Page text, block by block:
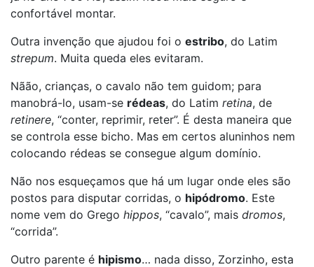
confortável montar.
Outra invenção que ajudou foi o estribo, do Latim
strepum. Muita queda eles evitaram.
Nãão, crianças, o cavalo não tem guidom; para
manobrá-lo, usam-se rédeas, do Latim retina, de
retinere, “conter, reprimir, reter”. É desta maneira que
se controla esse bicho. Mas em certos aluninhos nem
colocando rédeas se consegue algum domínio.
Não nos esqueçamos que há um lugar onde eles são
postos para disputar corridas, o hipódromo. Este
nome vem do Grego hippos, “cavalo”, mais dromos,
“corrida”.
Outro parente é hipismo… nada disso, Zorzinho, esta